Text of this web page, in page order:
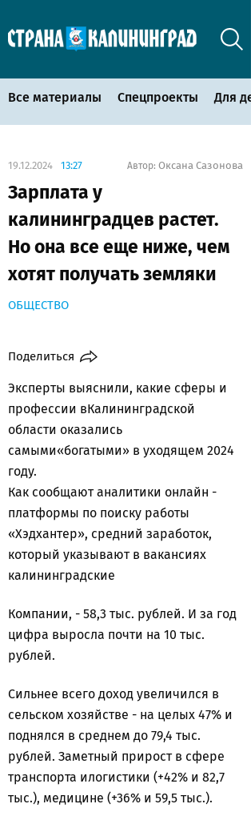
Все материалы Спецпроекты Для
19.12.2024 13:27 Автор: Оксана Сазонова
Зарплата у
калининградцев растет.
Но она все еще ниже, чем
хотят получать земляки
ОБЩЕСТВО
Поделиться
Эксперты выяснили, какие сферы и
профессии вКалининградской
области оказались
самыми«богатыми» в уходящем 2024
году.
Как сообщают аналитики онлайн -
платформы по поиску работы
«Хэдхантер», средний заработок,
который указывают в вакансиях
калининградские
Компании, - 58,3 тыс. рублей. И за год
цифра выросла почти на 10 тыс.
рублей.
Сильнее всего доход увеличился в
сельском хозяйстве - на целых 47% и
поднялся в среднем до 79,4 тыс.
рублей. Заметный прирост в сфере
транспорта илогистики (+42% и 82,7
тыс.), медицине (+36% и 59,5 тыс.).